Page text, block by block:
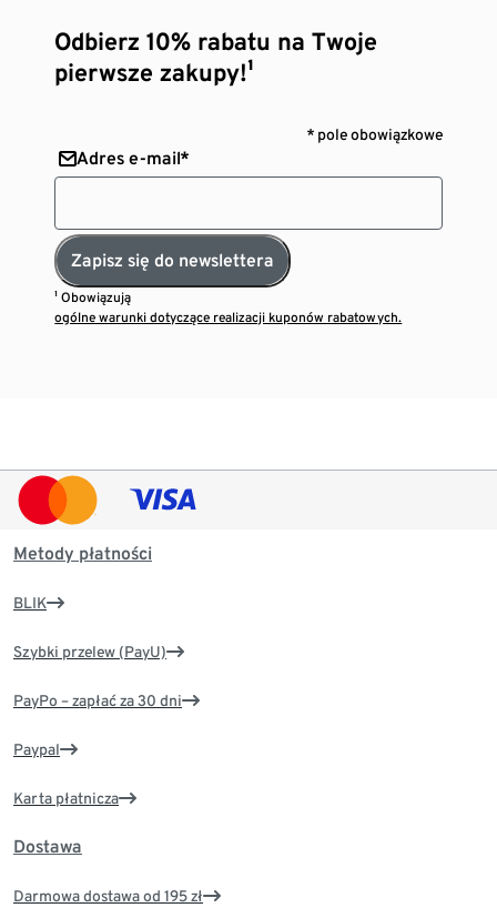
Odbierz 10% rabatu na Twoje
pierwsze zakupy!¹
* pole obowiązkowe
Adres e-mail*
Zapisz się do newslettera
¹ Obowiązują
ogólne warunki dotyczące realizacji kuponów rabatowych.
Metody płatności
BLIK
Szybki przelew (PayU)
PayPo – zapłać za 30 dni
Paypal
Karta płatnicza
Dostawa
Darmowa dostawa od 195 zł